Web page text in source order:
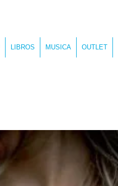
LIBROS MUSICA OUTLET